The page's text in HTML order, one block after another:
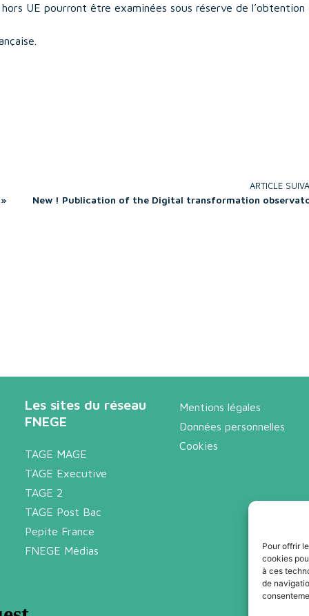
Pour offrir
cookies
à ces
de
UE pourront être examinées sous réserve de l’obtention
ARTICLE
New ! Publication of the Digital transformation
Les sites du réseau
FNEGE
TAGE MAGE
TAGE Executive
TAGE 2
TAGE Post Bac
Pepite France
FNEGE Médias
Mentions légales
Données personnelles
Cookies